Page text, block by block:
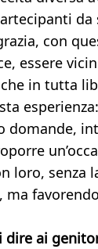
con
essere
in tutta
domande,
loro, senza
ma
dire ai